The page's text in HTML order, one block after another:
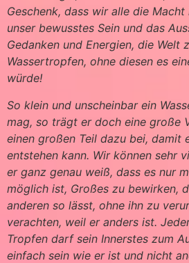
Geschenk, dass wir alle die
unser bewusstes Sein und das
Gedanken und Energien, die Welt
Wassertropfen, ohne diesen es
würde!
So klein und unscheinbar ein
mag, so trägt er doch eine große
einen großen Teil dazu bei, damit
entstehen kann. Wir können sehr
er ganz genau weiß, dass es nur
möglich ist, Großes zu bewirken,
anderen so lässt, ohne ihn zu
verachten, weil er anders ist.
Tropfen darf sein Innerstes zum
einfach sein wie er ist und nicht